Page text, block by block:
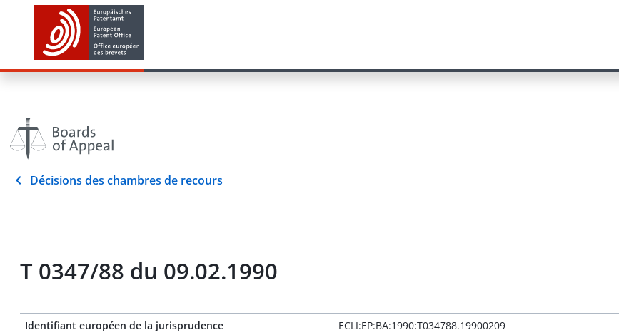
Décisions des chambres de recours
T 0347/88 du 09.02.1990
Identifiant européen de la jurisprudence
ECLI:EP:BA:1990:T034788.19900209